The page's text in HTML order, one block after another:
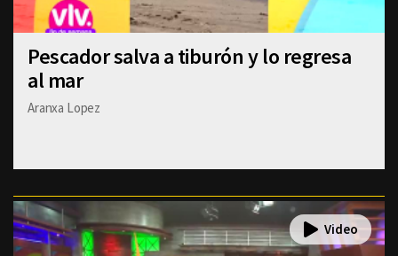
Pescador salva a tiburón y lo regresa
al mar
Aranxa Lopez